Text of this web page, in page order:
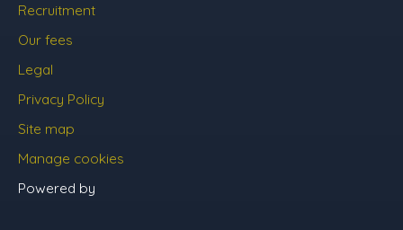
Recruitment
Our fees
Legal
Privacy Policy
Site map
Manage cookies
Powered by